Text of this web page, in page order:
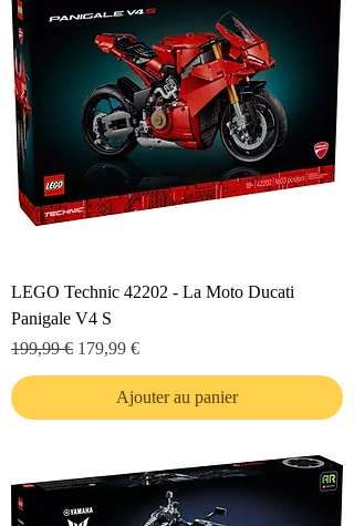
LEGO Technic 42202 - La Moto Ducati
Panigale V4 S
Prix original
199,99 € Prix promotionnel
179,99 €
Ajouter au panier